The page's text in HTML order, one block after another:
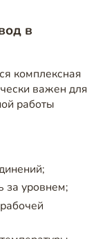
в
комплексная
важен для
работы
за уровнем;